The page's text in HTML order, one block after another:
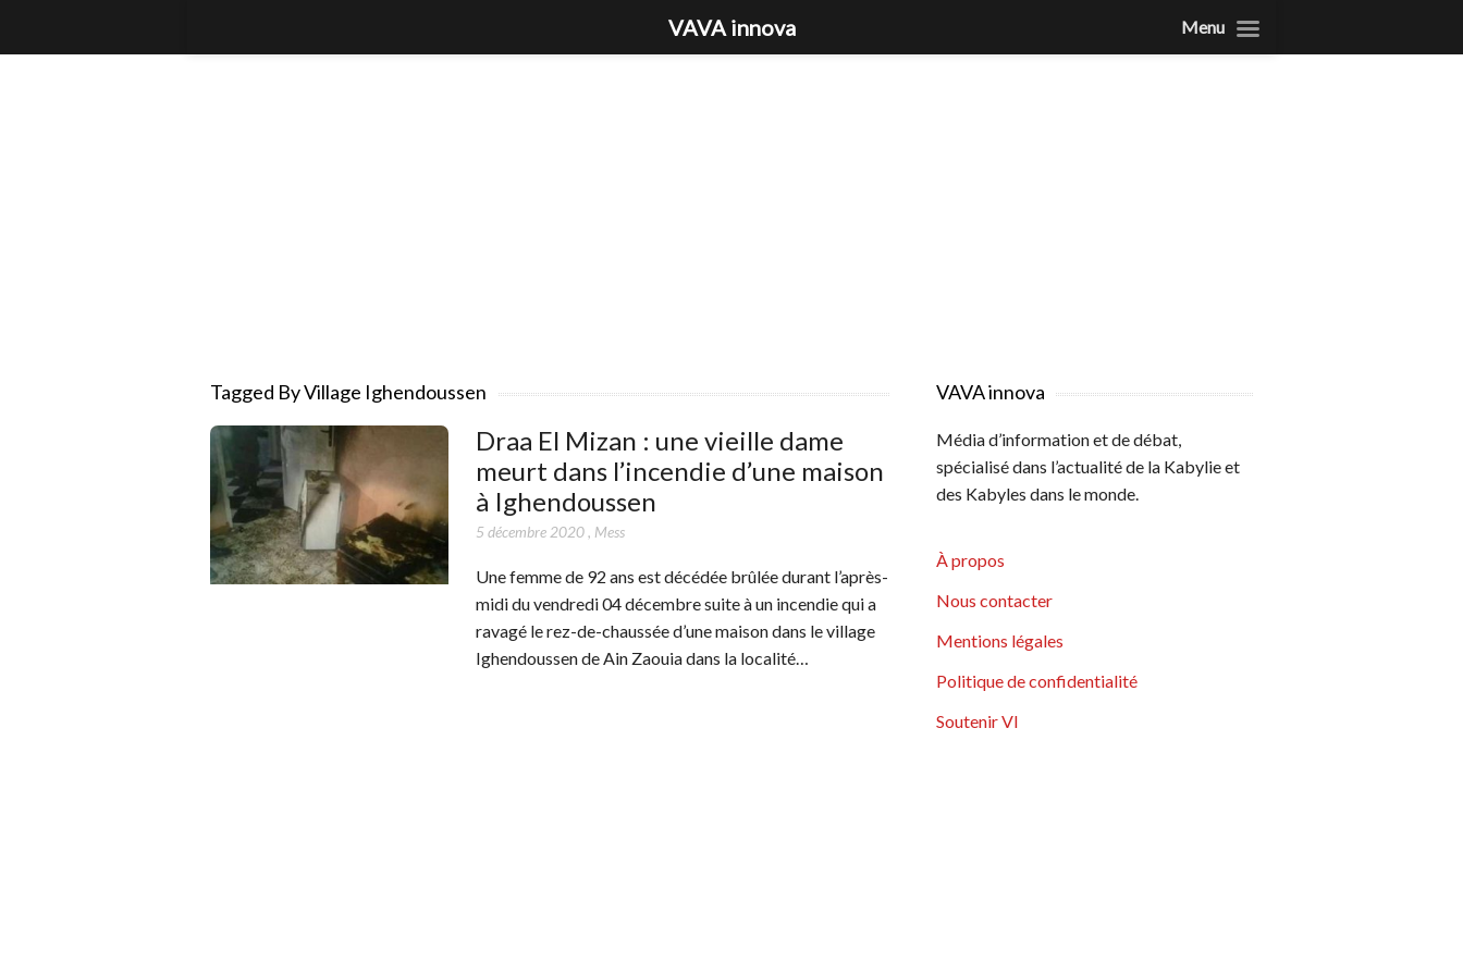
Tagged By Village Ighendoussen
Draa El Mizan : une vieille dame
meurt dans l’incendie d’une maison
à Ighendoussen
5 décembre 2020, Mess
Une femme de 92 ans est décédée brûlée durant l’après-
midi du vendredi 04 décembre suite à un incendie qui a
ravagé le rez-de-chaussée d’une maison dans le village
Ighendoussen de Ain Zaouia dans la localité…
VAVA innova
Média d’information et de débat,
spécialisé dans l’actualité de la Kabylie et
des Kabyles dans le monde.
À propos
Nous contacter
Mentions légales
Politique de confidentialité
Soutenir VI
VAVA innova Menu